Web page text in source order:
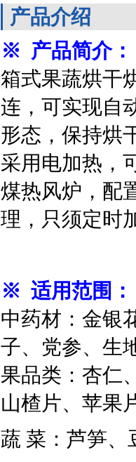
产品介绍
※ 产品简介：
箱式果蔬烘干
连，可实现自
形态，保持烘
采用电加热，
煤热风炉，配
理，只须定时
※ 适用范围：
中药材：金银
子、党参、生
果品类：杏仁
山楂片、苹果
蔬 菜：芦笋、